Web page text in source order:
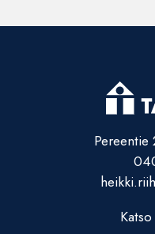
Pereentie